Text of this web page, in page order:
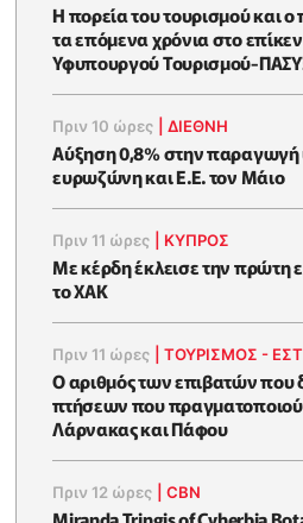
Η πορεία του τουρισμού και
τα επόμενα χρόνια στο
Υφυπουργού Τουρισμού-
Πριν 10 ώρες |ΔΙΕΘΝΗ
Αύξηση 0,8% στην
ευρωζώνη και Ε.Ε. τον Μάιο
Πριν 11 ώρες ΚΥΠΡΟΣ
Με κέρδη έκλεισε την πρώτη
το ΧΑΚ
Πριν 11 ώρες |ΤΟΥΡΙΣΜΟΣ -
Ο αριθμός των επιβατών που
πτήσεων που
Λάρνακας και Πάφου
Πριν 12 ώρες |CBN